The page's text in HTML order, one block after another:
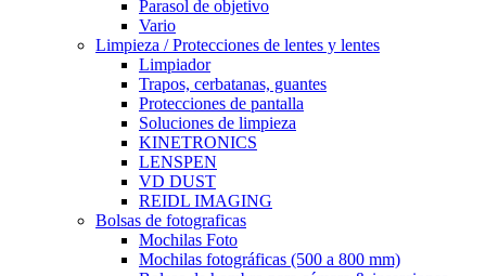
Parasol de objetivo
Vario
Limpieza / Protecciones de lentes y lentes
Limpiador
Trapos, cerbatanas, guantes
Protecciones de pantalla
Soluciones de limpieza
KINETRONICS
LENSPEN
VD DUST
REIDL IMAGING
Bolsas de fotograficas
Mochilas Foto
Mochilas fotográficas (500 a 800 mm)